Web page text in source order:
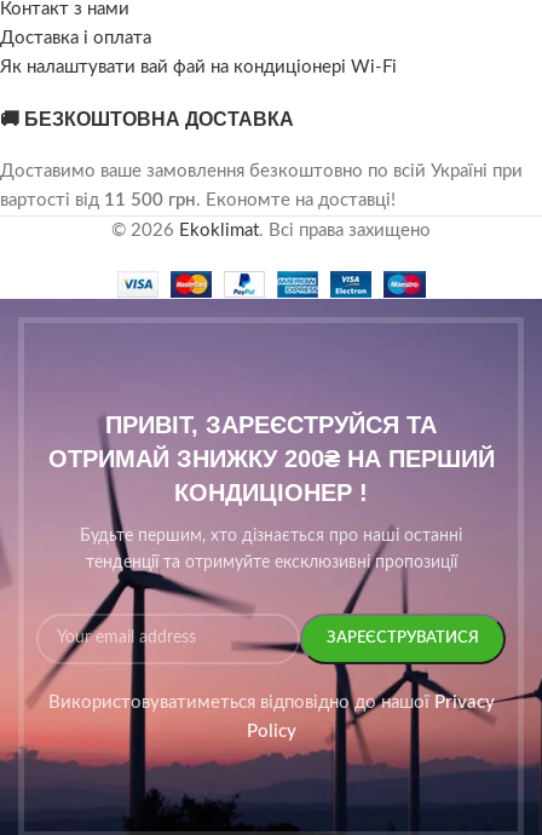
Контакт з нами
Доставка і оплата
Як налаштувати вай фай на кондиціонері Wi-Fi
🚚 БЕЗКОШТОВНА ДОСТАВКА
Доставимо ваше замовлення безкоштовно по всій Україні при
вартості від 11 500 грн. Економте на доставці!
© 2026 Ekoklimat. Всі права захищено
ПРИВІТ, ЗАРЕЄСТРУЙСЯ ТА
ОТРИМАЙ ЗНИЖКУ 200₴ НА ПЕРШИЙ
КОНДИЦІОНЕР !
Будьте першим, хто дізнається про наші останні
тенденції та отримуйте ексклюзивні пропозиції
Використовуватиметься відповідно до нашої Privacy
Policy